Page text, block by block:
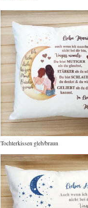
Tochterkissen gleb/braun